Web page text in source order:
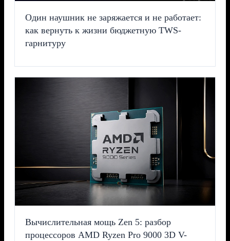
Один наушник не заряжается и не работает:
как вернуть к жизни бюджетную TWS-
гарнитуру
Вычислительная мощь Zen 5: разбор
процессоров AMD Ryzen Pro 9000 3D V-